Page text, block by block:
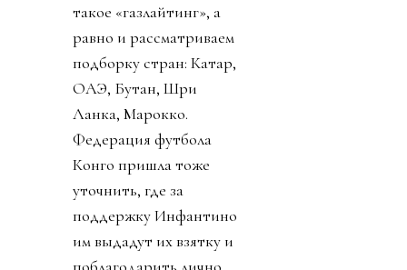
такое «газлайтинг», а
равно и рассматриваем
подборку стран: Катар,
ОАЭ, Бутан, Шри
Ланка, Марокко.
Федерация футбола
Конго пришла тоже
уточнить, где за
поддержку Инфантино
им выдадут их взятку и